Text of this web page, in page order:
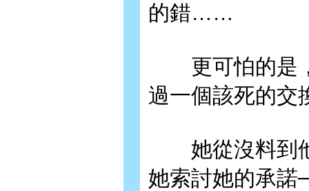
的錯……
更可怕的是，
過一個該死的交
她從沒料到他
她索討她的承諾